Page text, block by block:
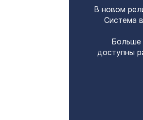
В новом
Система
Больше
доступны